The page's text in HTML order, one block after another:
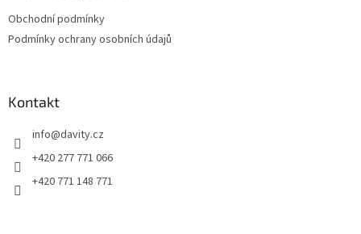
Obchodní podmínky
Podmínky ochrany osobních údajů
Kontakt
info@davity.cz
+420 277 771 066
+420 771 148 771